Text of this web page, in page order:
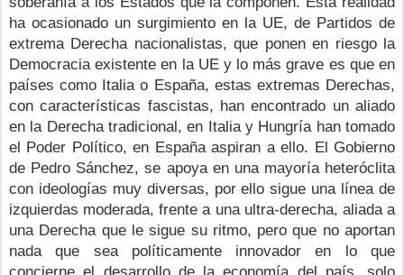
ha ocasionado un surgimiento en la UE, de Partidos de
extrema Derecha nacionalistas, que ponen en riesgo la
Democracia existente en la UE y lo más grave es que en
países como Italia o España, estas extremas Derechas,
con características fascistas, han encontrado un aliado
en la Derecha tradicional, en Italia y Hungría han tomado
el Poder Político, en España aspiran a ello. El Gobierno
de Pedro Sánchez, se apoya en una mayoría heteróclita
con ideologías muy diversas, por ello sigue una línea de
izquierdas moderada, frente a una ultra-derecha, aliada a
una Derecha que le sigue su ritmo, pero que no aportan
nada que sea políticamente innovador en lo que
concierne el desarrollo de la economía del país, solo